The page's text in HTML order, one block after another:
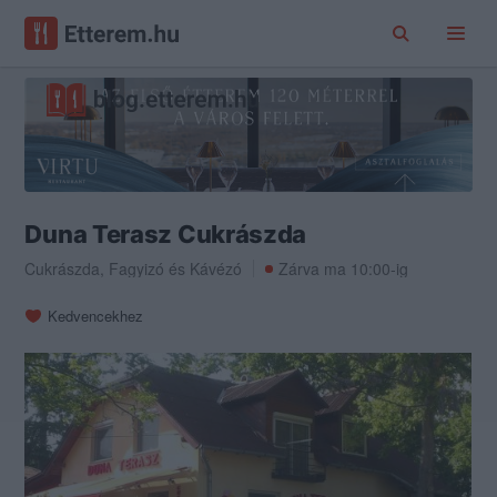
Duna Terasz Cukrászda
Cukrászda, Fagyizó és Kávézó Zárva ma 10:00-ig
Kedvencekhez